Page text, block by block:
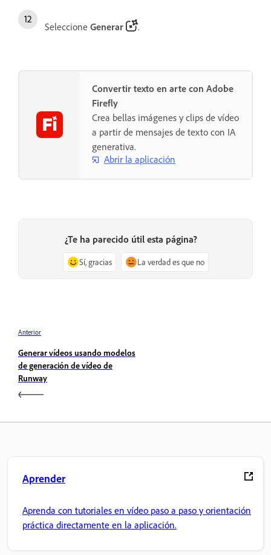
Seleccione Generar .
Convertir texto en arte con Adobe
Firefly
Crea bellas imágenes y clips de vídeo
a partir de mensajes de texto con IA
generativa.
Abrir la aplicación
¿Te ha parecido útil esta página?
Sí, gracias La verdad es que no
Anterior
Generar vídeos usando modelos
de generación de vídeo de
Runway
Aprender
Aprenda con tutoriales en vídeo paso a paso y orientación
práctica directamente en la aplicación.